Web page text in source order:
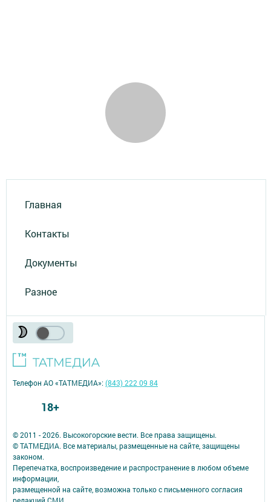
Главная
Контакты
Документы
Разное
© 2011 - 2026. Высокогорские вести. Все права защищены.
© ТАТМЕДИА. Все материалы, размещенные на сайте, защищены
законом.
Перепечатка, воспроизведение и распространение в любом объеме
информации,
размещенной на сайте, возможна только с письменного согласия
редакций СМИ.
Телефон АО «ТАТМЕДИА»:(843) 222 09 84
18+